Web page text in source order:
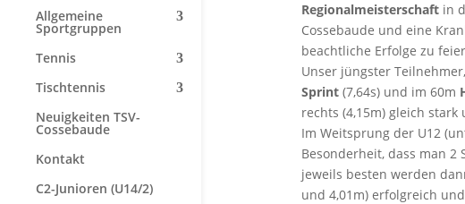
Allgemeine
Sportgruppen
Tennis
Tischtennis
Neuigkeiten TSV-
Cossebaude
Kontakt
C2-Junioren (U14/2)
Regionalmeisterschaftin
Cossebaude und eine
beachtliche Erfolge zu
Unser jüngster Teilnehmer,
Sprint(7,64s) und im 60m
rechts (4,15m) gleich
Im Weitsprung der U12
Besonderheit, dass man
jeweils besten werden
und 4,01m) erfolgreich